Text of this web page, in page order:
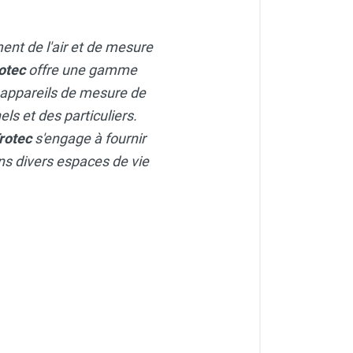
de l'air et de mesure
offre une gamme
de mesure de
et des particuliers.
s'engage à fournir
divers espaces de vie